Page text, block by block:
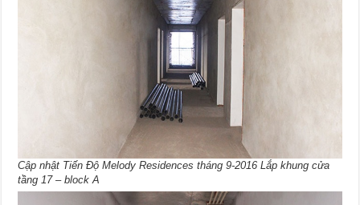
Cập nhật Tiến Độ Melody Residences tháng 9-2016 Lắp khung cửa
tầng 17 – block A